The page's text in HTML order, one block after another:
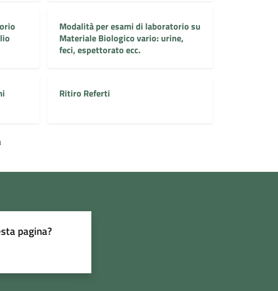
Modalità per esami di laboratorio su
Materiale Biologico vario: urine,
feci, espettorato ecc.
Ritiro Referti
pagina?